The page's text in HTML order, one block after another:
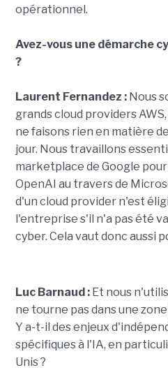
opérationnel.
Avez-vous une démarche
?
Laurent Fernandez :Nous
grands cloud providers
ne faisons rien en matière
jour. Nous travaillons
marketplace de Google
OpenAI au travers de
d'un cloud provider n'est
l'entreprise s'il n'a pas été
cyber. Cela vaut donc aussi
Luc Barnaud :Et nous
ne tourne pas dans une zone
Y a-t-il des enjeux
spécifiques à l'IA, en
Unis ?